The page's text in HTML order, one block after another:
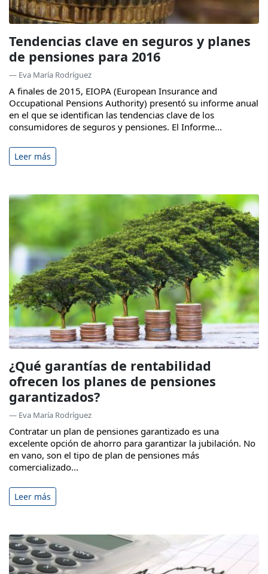
Tendencias clave en seguros y planes
de pensiones para 2016
— Eva María Rodríguez
A finales de 2015, EIOPA (European Insurance and
Occupational Pensions Authority) presentó su informe anual
en el que se identifican las tendencias clave de los
consumidores de seguros y pensiones. El Informe...
Leer más
¿Qué garantías de rentabilidad
ofrecen los planes de pensiones
garantizados?
— Eva María Rodríguez
Contratar un plan de pensiones garantizado es una
excelente opción de ahorro para garantizar la jubilación. No
en vano, son el tipo de plan de pensiones más
comercializado...
Leer más